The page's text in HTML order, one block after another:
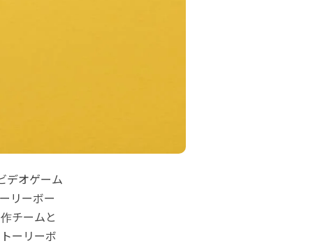
デオゲーム
リーボー
チームと
ーリーボ